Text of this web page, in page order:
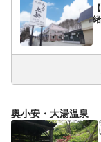
奥小安・大湯温泉